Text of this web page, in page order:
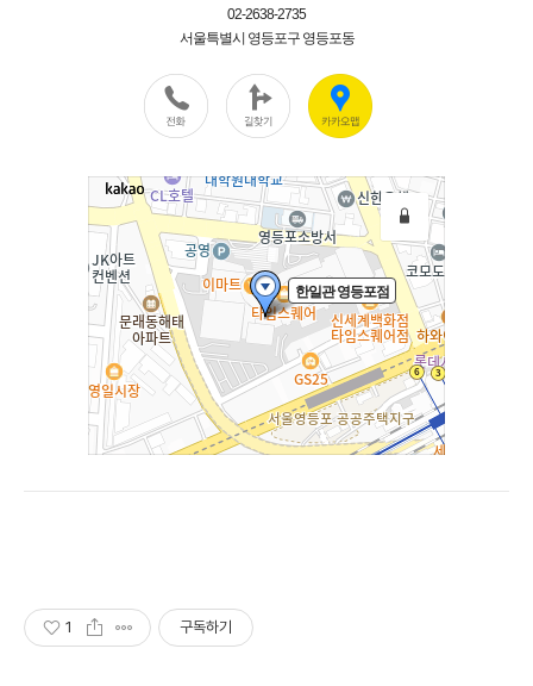
1 구독하기